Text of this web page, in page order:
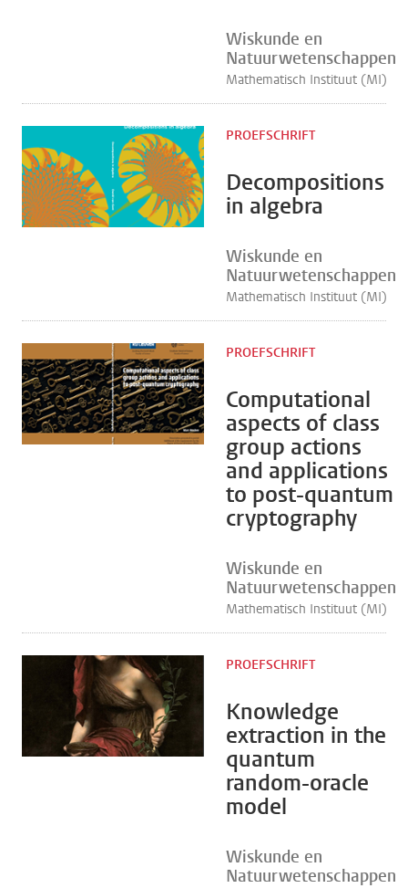
Wiskunde en
Natuurwetenschappen
Mathematisch Instituut (MI)
Decompositions
in algebra
PROEFSCHRIFT
Wiskunde en
Natuurwetenschappen
Mathematisch Instituut (MI)
Computational
aspects of class
group actions
and applications
to post-quantum
cryptography
PROEFSCHRIFT
Wiskunde en
Natuurwetenschappen
Mathematisch Instituut (MI)
Knowledge
extraction in the
quantum
random-oracle
model
PROEFSCHRIFT
Wiskunde en
Natuurwetenschappen